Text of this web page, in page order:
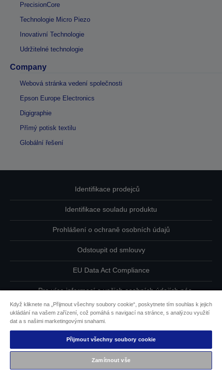
PrecisionCore
Technologie Micro Piezo
Inovativní Technologie
Udržitelné technologie
Company
Webová stránka vedení společnosti
Epson Europe Electronics
Digigraphie
Přímý potisk textilu
Globální řešení
Identifikace prodejců
Identifikace souladu produktu
Prohlášení o ochraně osobních údajů
Odstoupit od smlouvy
EU Data Act Compliance
Pro více informací o vašich osobních údajích nás
Informace o souborech cookie
Závazek usnadnění přístupu společnosti Epson
Copyright © 2026 Seiko Epson
Když kliknete na „Přijmout všechny soubory cookie“, poskytnete tím souhlas k jejich
ukládání na vašem zařízení, což pomáhá s navigací na stránce, s analýzou využití
dat a s našimi marketingovými snahami.
Přijmout všechny soubory cookie
Zamítnout vše